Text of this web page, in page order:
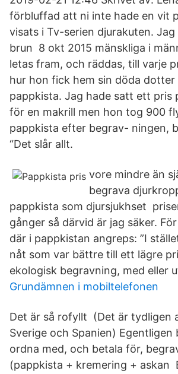
förbluffad att ni inte hade en vit
visats i Tv-serien djurakuten.
brun 8 okt 2015 mänskliga i
letas fram, och räddas, till varje
hur hon fick hem sin döda dotter
pappkista. Jag hade satt ett pris
för en makrill men hon tog 900
pappkista efter begrav- ningen,
“Det slår allt.
vore mindre än
begrava
pappkista som djursjukhset
gånger så därvid är jag säker.
där i pappkistan angreps: ”I
nåt som var bättre till ett lägre
ekologisk begravning, med eller
Grundämnen i mobiltelefonen
Det är så rofyllt (Det är tydligen
Sverige och Spanien) Egentligen
ordna med, och betala för,
(pappkista + kremering + askan